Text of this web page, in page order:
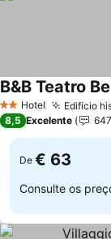
2 Estrelas
Hotel Edifício
B&B Teatro
8,5 Excelente 647
De € 63
Consulte os